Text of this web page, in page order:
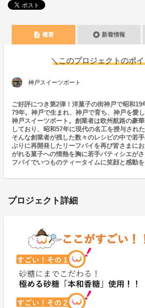
description 概要 stars 新着情報
＼このプロジェクトのポ
神戸スイーツポート
ご好評につき第2弾！洋菓子の街神戸で昭和19
79年。神戸で生まれ、神戸で育ち、神戸を愛
神戸スイーツポート。創業者は欧州航路の豪
しており、昭和57年に現代の名工を授与され
そんな創業者が残した数々のレシピの中で若
ぶりに再開発したリーフパイを再び皆さまに
がれる菓子への情熱を胸に若手パティシエが
フパイでいつものティータイムに笑顔と感動を
プロジェクト詳細